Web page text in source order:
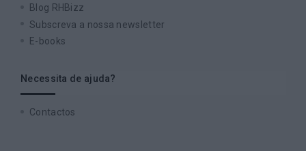
Blog RHBizz
Subscreva a nossa newsletter
E-books
Necessita de ajuda?
Contactos